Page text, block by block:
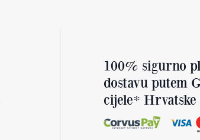
100% sigurno
dostavu putem
cijele* Hrvatske